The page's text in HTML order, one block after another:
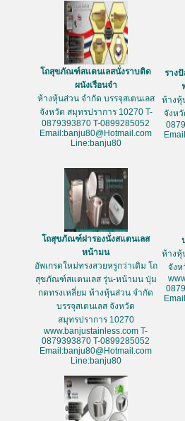
โถสุขภัณฑ์สแตนเลสนั่งราบติด
ผนังเรือนจำ
ห้างหุ้นส่วน จำกัด บรรจุสเตนเลส
จังหวัด สมุทรปราการ 10270 T-
0879393870 T-0899285052
Email:banju80@Hotmail.com
Line:banju80
ราง
ห้างหุ้
จังห
โถสุขภัณฑ์ฝารองนั่งสแตนเลส
หน้ามน
อัพเกรดใหม่ทรงสวยหรูกว่าเดิม โถ
สุขภัณฑ์สแตนเลส รุ่น-หน้ามน ปุ่ม
กดทรงเหลี่ยม ห้างหุ้นส่วน จำกัด
บรรจุสเตนเลส จังหวัด
สมุทรปราการ 10270
www.banjustainless.com T-
0879393870 T-0899285052
Email:banju80@Hotmail.com
Line:banju80
ห้างหุ้
จังห